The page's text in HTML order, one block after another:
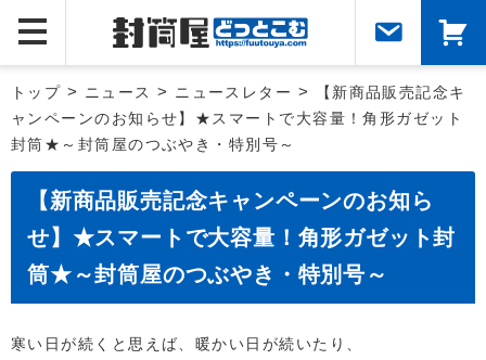
トップ > ニュース > ニュースレター >
【新商品販売記念キ
ャンペーンのお知らせ】★スマートで大容量！角形ガゼット
封筒★～封筒屋のつぶやき・特別号～
【新商品販売記念キャンペーンのお知ら
せ】★スマートで大容量！角形ガゼット封
筒★～封筒屋のつぶやき・特別号～
寒い日が続くと思えば、暖かい日が続いたり、